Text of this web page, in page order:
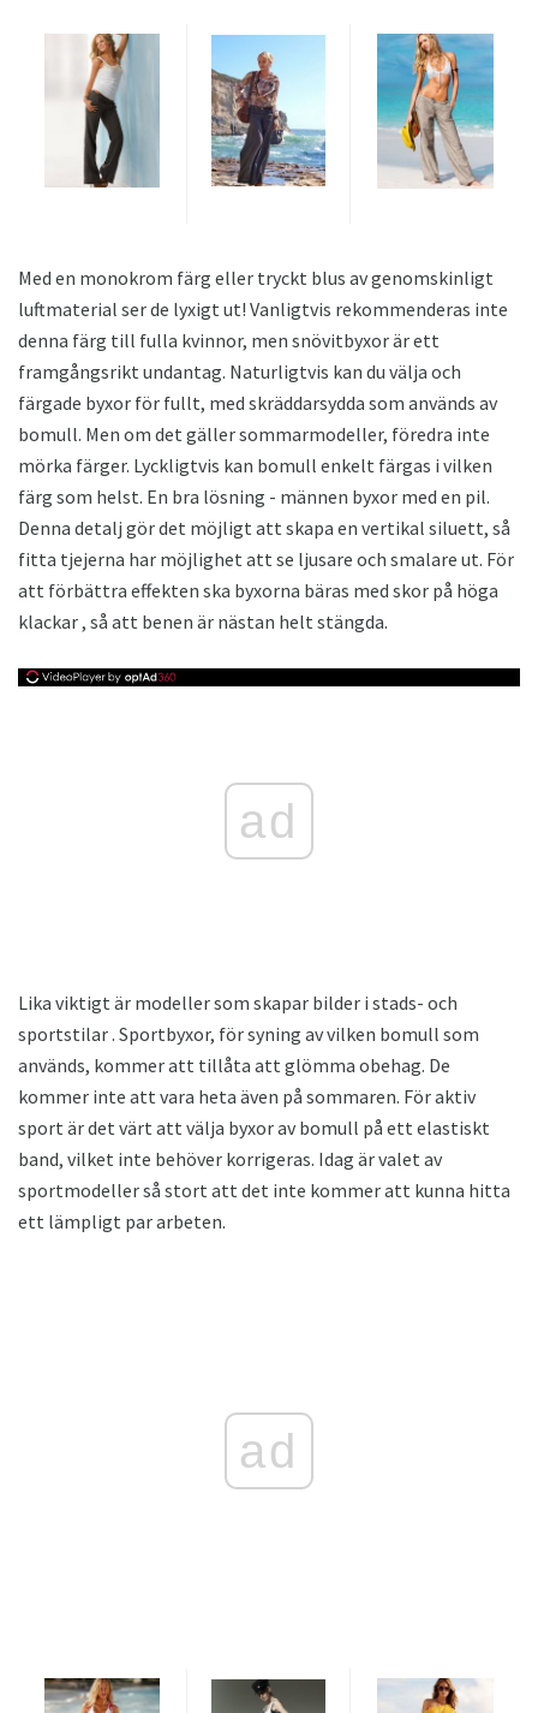
Med en monokrom färg eller tryckt blus av genomskinligt
luftmaterial ser de lyxigt ut! Vanligtvis rekommenderas inte
denna färg till fulla kvinnor, men snövitbyxor är ett
framgångsrikt undantag. Naturligtvis kan du välja och
färgade byxor för fullt, med skräddarsydda som används av
bomull. Men om det gäller sommarmodeller, föredra inte
mörka färger. Lyckligtvis kan bomull enkelt färgas i vilken
färg som helst. En bra lösning - männen byxor med en pil.
Denna detalj gör det möjligt att skapa en vertikal siluett, så
fitta tjejerna har möjlighet att se ljusare och smalare ut. För
att förbättra effekten ska byxorna bäras med skor på höga
klackar , så att benen är nästan helt stängda.
ad
Lika viktigt är modeller som skapar bilder i stads- och
sportstilar . Sportbyxor, för syning av vilken bomull som
används, kommer att tillåta att glömma obehag. De
kommer inte att vara heta även på sommaren. För aktiv
sport är det värt att välja byxor av bomull på ett elastiskt
band, vilket inte behöver korrigeras. Idag är valet av
sportmodeller så stort att det inte kommer att kunna hitta
ett lämpligt par arbeten.
ad